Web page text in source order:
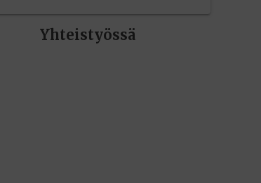
Yhteistyössä